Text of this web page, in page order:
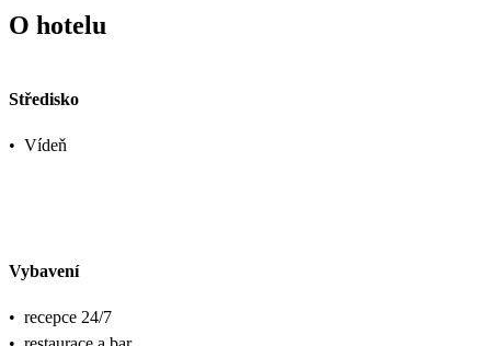
O hotelu
Středisko
• Vídeň
Vybavení
• recepce 24/7